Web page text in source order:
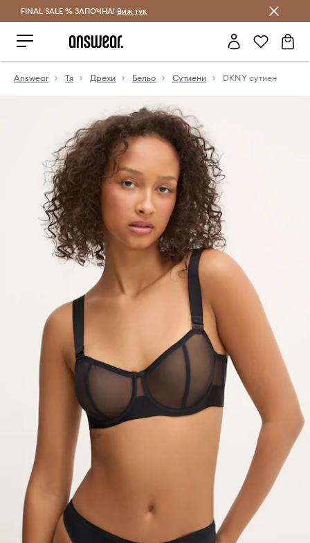
Спестявай с Answear Club
FINAL SALE % ЗАПОЧНА! Виж тук
Answear Тя Дрехи Бельо Сутиени DKNY сутиен